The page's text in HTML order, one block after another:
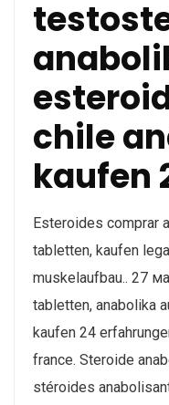
chile
kaufen
Esteroides comprar
tabletten, kaufen
muskelaufbau.. 27
tabletten, anabolika
kaufen 24
france. Steroide
stéroides